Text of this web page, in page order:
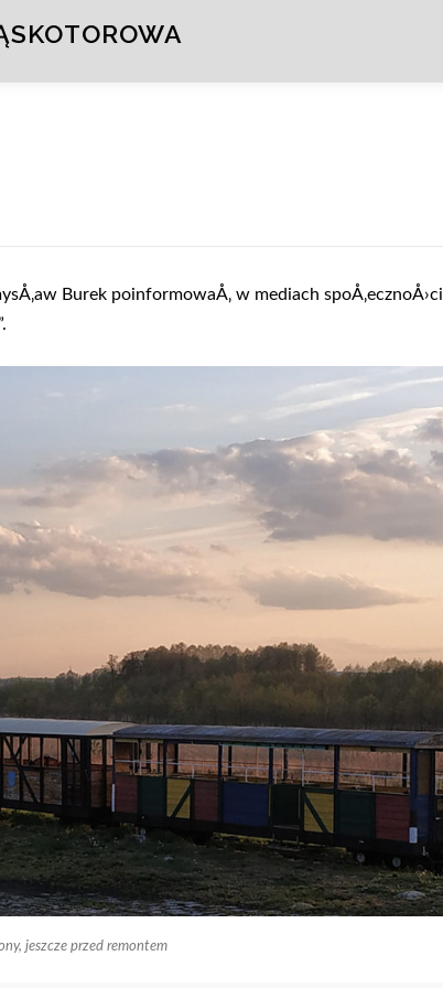
Burek poinformowaÅ‚ w mediach
jeszcze przed remontem